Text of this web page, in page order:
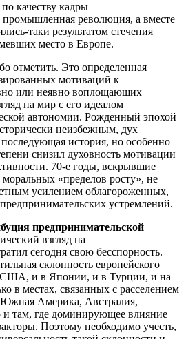
качеству кадры
революция, а вместе
таки результатом стечения
место в Европе.
отметить. Это определенная
мотиваций к
или неявно воплощающих
на мир с его идеалом
автономии. Рожденный эпохой
неизбежным, дух
история, но особенно
снизил духовность мотивации
70-е годы, вскрывшие
«пределов росту», не
усилением облагороженных,
устремлений.
предпринимательской
взгляд на
сегодня свою бесспорность.
склонность европейского
США, и в Японии, и в Турции, и на
в местах, связанных с расселением
Америка, Австралия,
там, где доминирующее влияние
Поэтому необходимо учесть,